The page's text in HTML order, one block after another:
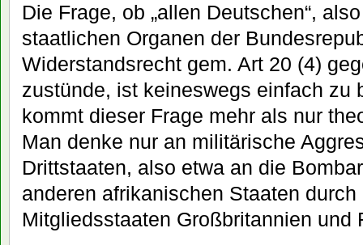
Die Frage, ob „allen Deutschen“,
staatlichen Organen der
Widerstandsrecht gem. Art 20 (4)
zustünde, ist keineswegs einfach zu
kommt dieser Frage mehr als nur
Man denke nur an militärische
Drittstaaten, also etwa an die
anderen afrikanischen Staaten durch
Mitgliedsstaaten Großbritannien und